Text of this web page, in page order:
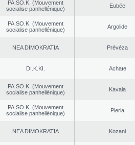
PA.SO.K. (Mouvement
socialise panhellénique)
Eubée
PA.SO.K. (Mouvement
socialise panhellénique)
Argolide
NEA DΙMOKRATIA Prévéza
DI.K.KI. Achaïe
PA.SO.K. (Mouvement
socialise panhellénique)
Kavala
PA.SO.K. (Mouvement
socialise panhellénique)
Pieria
NEA DΙMOKRATIA Kozani